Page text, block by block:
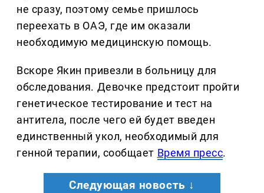
не сразу, поэтому семье пришлось
переехать в ОАЭ, где им оказали
необходимую медицинскую помощь.
Вскоре Якин привезли в больницу для
обследования. Девочке предстоит пройти
генетическое тестирование и тест на
антитела, после чего ей будет введен
единственный укол, необходимый для
генной терапии, сообщает Время пресс.
Следующая новость ↓